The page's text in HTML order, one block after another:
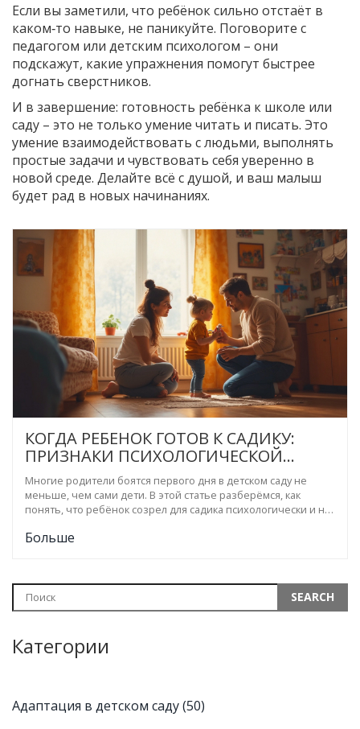
Если вы заметили, что ребёнок сильно отстаёт в
каком‑то навыке, не паникуйте. Поговорите с
педагогом или детским психологом – они
подскажут, какие упражнения помогут быстрее
догнать сверстников.
И в завершение: готовность ребёнка к школе или
саду – это не только умение читать и писать. Это
умение взаимодействовать с людьми, выполнять
простые задачи и чувствовать себя уверенно в
новой среде. Делайте всё с душой, и ваш малыш
будет рад в новых начинаниях.
КОГДА РЕБЕНОК ГОТОВ К САДИКУ:
ПРИЗНАКИ ПСИХОЛОГИЧЕСКОЙ
ГОТОВНОСТИ
Многие родители боятся первого дня в детском саду не
меньше, чем сами дети. В этой статье разберёмся, как
понять, что ребёнок созрел для садика психологически и не
признаки готовности, сигналы тревоги и полезные лайфхаки
малыша мягко и не травматично. Пошаговые советы помогут
вам поддержать ребёнка на новом этапе.
Больше
Категории
Адаптация в детском саду(50)